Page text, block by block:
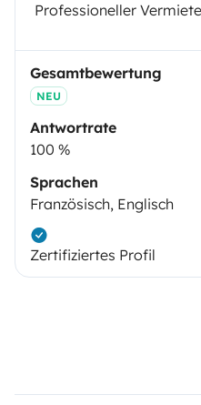
Professioneller
Gesamtbewertung
NEU
Antwortrate
100 %
Sprachen
Französisch, Englisch
Zertifiziertes Profil